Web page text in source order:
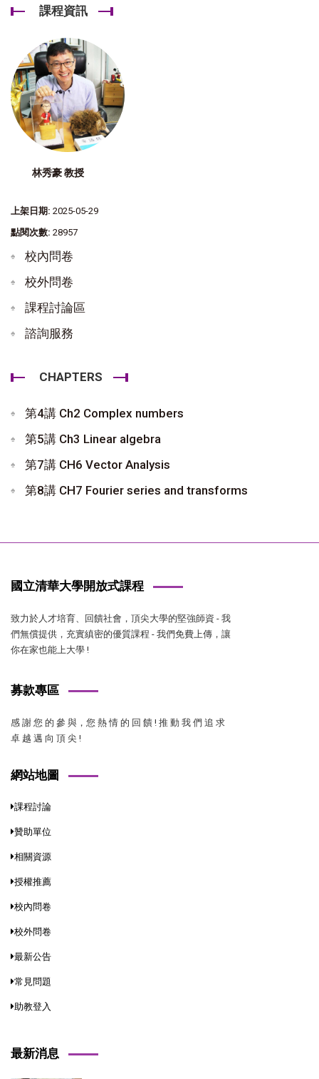
課程資訊
林秀豪 教授
上架日期: 2025-05-29
點閱次數: 28957
校內問卷
校外問卷
課程討論區
諮詢服務
CHAPTERS
第4講 Ch2 Complex numbers
第5講 Ch3 Linear algebra
第7講 CH6 Vector Analysis
第8講 CH7 Fourier series and transforms
國立清華大學開放式課程
致力於人才培育、回饋社會，頂尖大學的堅強師資 - 我
們無償提供，充實縝密的優質課程 - 我們免費上傳，讓
你在家也能上大學 !
募款專區
感 謝 您 的 參 與，您 熱 情 的 回 饋 ! 推 動 我 們 追 求
卓 越 邁 向 頂 尖 !
網站地圖
課程討論
贊助單位
相關資源
授權推薦
校內問卷
校外問卷
最新公告
常見問題
助教登入
最新消息